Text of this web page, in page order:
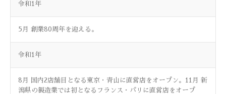
令和1年
5月 創業80周年を迎える。
令和1年
8月 国内2店舗目となる東京・青山に直営店をオープン。11月 新
潟県の製造業では初となるフランス・パリに直営店をオープ